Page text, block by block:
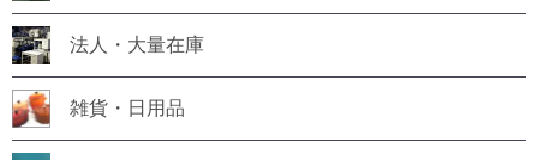
法人・大量在庫
雑貨・日用品